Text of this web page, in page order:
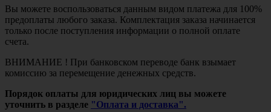
Вы можете воспользоваться данным видом платежа для 100%
предоплаты любого заказа. Комплектация заказа начинается
только после поступления информации о полной оплате
счета.
ВНИМАНИЕ ! При банковском переводе банк взымает
комиссию за перемещение денежных средств.
Порядок оплаты для юридических лиц вы можете
уточнить в разделе "Оплата и доставка".